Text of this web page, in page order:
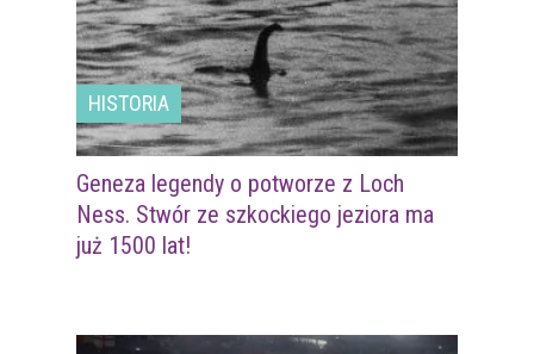
HISTORIA
Geneza legendy o potworze z Loch
Ness. Stwór ze szkockiego jeziora ma
już 1500 lat!